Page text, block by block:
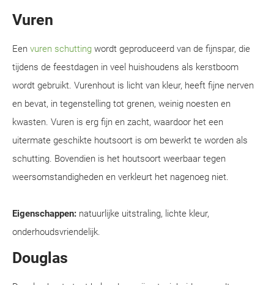
Vuren
Een vuren schutting wordt geproduceerd van de fijnspar, die
tijdens de feestdagen in veel huishoudens als kerstboom
wordt gebruikt. Vurenhout is licht van kleur, heeft fijne nerven
en bevat, in tegenstelling tot grenen, weinig noesten en
kwasten. Vuren is erg fijn en zacht, waardoor het een
uitermate geschikte houtsoort is om bewerkt te worden als
schutting. Bovendien is het houtsoort weerbaar tegen
weersomstandigheden en verkleurt het nagenoeg niet.
Eigenschappen: natuurlijke uitstraling, lichte kleur,
onderhoudsvriendelijk.
Douglas